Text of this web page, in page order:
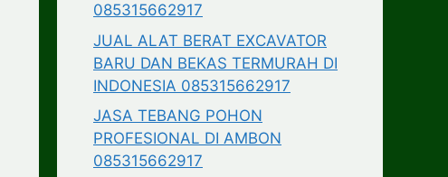
085315662917
JUAL ALAT BERAT EXCAVATOR
BARU DAN BEKAS TERMURAH DI
INDONESIA 085315662917
JASA TEBANG POHON
PROFESIONAL DI AMBON
085315662917